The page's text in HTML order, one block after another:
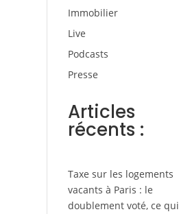
Immobilier
Live
Podcasts
Presse
Articles
récents :
Taxe sur les logements
vacants à Paris : le
doublement voté, ce qui